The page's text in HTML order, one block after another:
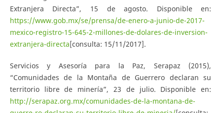
Extranjera Directa”, 15 de agosto. Disponible en:
https://www.gob.mx/se/prensa/de-enero-a-junio-de-2017-
mexico-registro-15-645-2-millones-de-dolares-de-inversion-
extranjera-directa[consulta: 15/11/2017].
Servicios y Asesoría para la Paz, Serapaz (2015),
“Comunidades de la Montaña de Guerrero declaran su
territorio libre de minería”, 23 de julio. Disponible en:
http://serapaz.org.mx/comunidades-de-la-montana-de-